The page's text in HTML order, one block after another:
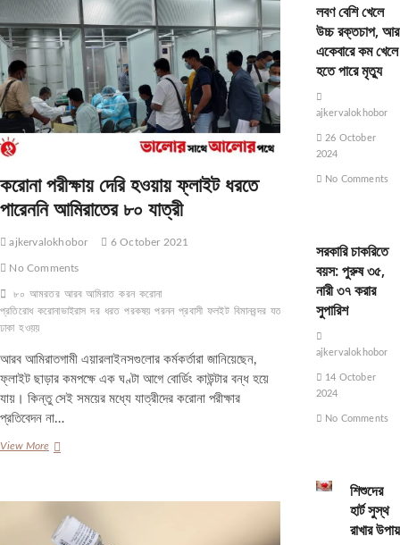
মুক্ত
হতে
পারিনি:
ডব্লিউএইচও
করোনা পরীক্ষায় দেরি হওয়ায় ফ্লাইট ধরতে
পারেননি আমিরাতের ৮০ যাত্রী
ajkervalokhobor 6 October 2021
No Comments
৮০ আমরতর আরব আমিরাত করন করোনা
প্রতিরোধ করোনাভাইরাস দর ধরত পরকষয় পরনন প্রবাসী ফলইট বিমানবন্দর যতর রাজধানী রাজধানী
ঢাকা হওয়য়
আরব আমিরাতগামী এয়ারলাইনসগুলোর কর্মকর্তারা জানিয়েছেন,
ফ্লাইট ছাড়ার কমপক্ষে এক ঘণ্টা আগে বোর্ডিং কাউন্টার বন্ধ হয়ে
যায়। কিন্তু সেই সময়ের মধ্যে যাত্রীদের করোনা পরীক্ষার
প্রতিবেদন না…
View Moreকরোনা
ধরতে
পারেননি
লবণ বেশি খেলে
উচ্চ রক্তচাপ, আর
একেবারে কম খেলে
হতে পারে মৃত্যু
ajkervalokhobor
26 October
2024
No Comments
সরকারি চাকরিতে
বয়স: পুরুষ ৩৫,
নারী ৩৭ করার
সুপারিশ
ajkervalokhobor
14 October
2024
No Comments
শিশুদের
হার্ট সুস্থ
রাখার উপায়